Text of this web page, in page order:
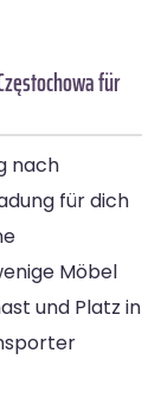
für
nach
für dich
Möbel
und Platz in